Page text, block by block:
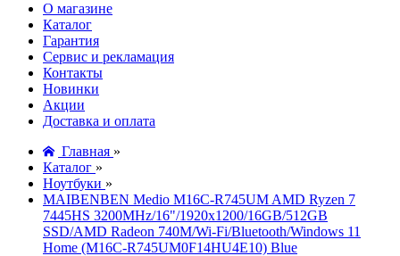
О магазине
Каталог
Гарантия
Сервис и рекламация
Контакты
Новинки
Акции
Доставка и оплата
Главная »
Каталог »
Ноутбуки »
MAIBENBEN Medio M16C-R745UM AMD Ryzen 7
7445HS 3200MHz/16"/1920x1200/16GB/512GB
SSD/AMD Radeon 740M/Wi-Fi/Bluetooth/Windows 11
Home (M16C-R745UM0F14HU4E10) Blue